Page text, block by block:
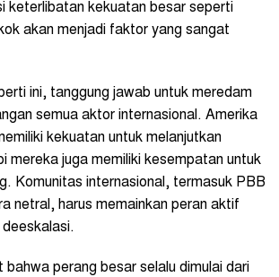
keterlibatan kekuatan besar seperti
akan menjadi faktor yang sangat
ini, tanggung jawab untuk meredam
semua aktor internasional. Amerika
kekuatan untuk melanjutkan
mereka juga memiliki kesempatan untuk
Komunitas internasional, termasuk PBB
netral, harus memainkan peran aktif
perang besar selalu dimulai dari